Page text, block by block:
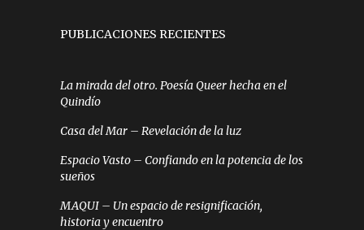
PUBLICACIONES RECIENTES
La mirada del otro. Poesía Queer hecha en el
Quindío
Casa del Mar – Revelación de la luz
Espacio Vasto – Confiando en la potencia de los
sueños
MAQUI – Un espacio de resignificación,
historia y encuentro